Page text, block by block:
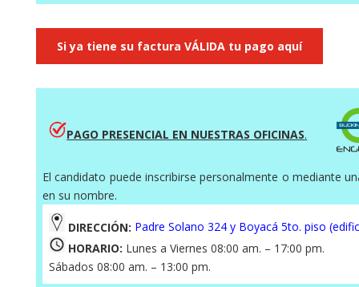
Si ya tiene su factura VÁLIDA tu pago aquí
PAGO PRESENCIAL EN NUESTRAS OFICINAS.
El candidato puede inscribirse personalmente o mediante
en su nombre.
DIRECCIÓN: Padre Solano 324 y Boyacá 5to. piso
HORARIO: Lunes a Viernes 08:00 am. – 17:00 pm.
Sábados 08:00 am. – 13:00 pm.